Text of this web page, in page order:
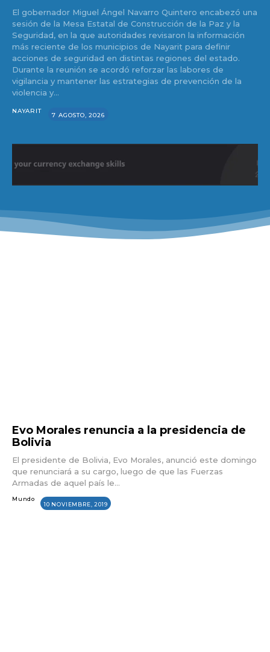
El gobernador Miguel Ángel Navarro Quintero encabezó una
sesión de la Mesa Estatal de Construcción de la Paz y la
Seguridad, en la que autoridades revisaron la información
más reciente de los municipios de Nayarit para definir
acciones de seguridad en distintas regiones del estado.
Durante la reunión se acordó reforzar las labores de
vigilancia y mantener las estrategias de prevención de la
violencia y...
NAYARIT
7 AGOSTO, 2026
Evo Morales renuncia a la presidencia de
Bolivia
El presidente de Bolivia, Evo Morales, anunció este domingo
que renunciará a su cargo, luego de que las Fuerzas
Armadas de aquel país le...
Mundo
10 NOVIEMBRE, 2019